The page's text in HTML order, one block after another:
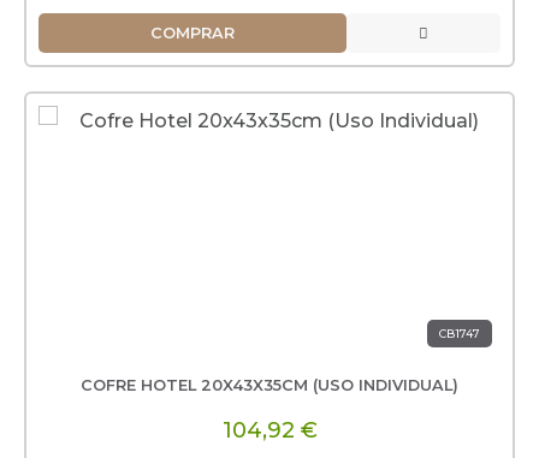
COMPRAR
CB1747
COFRE HOTEL 20X43X35CM (USO INDIVIDUAL)
104,92 €